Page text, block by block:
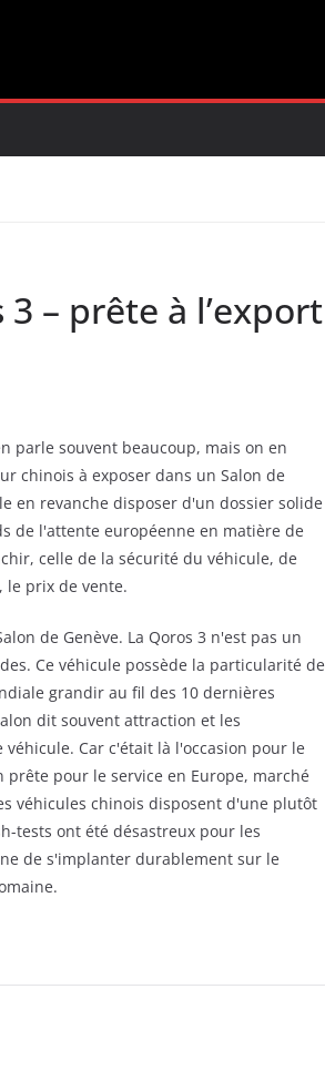
– prête à l’export
parle souvent beaucoup, mais on en
chinois à exposer dans un Salon de
en revanche disposer d'un dossier solide
de l'attente européenne en matière de
celle de la sécurité du véhicule, de
le prix de vente.
de Genève. La Qoros 3 n'est pas un
Ce véhicule possède la particularité de
grandir au fil des 10 dernières
dit souvent attraction et les
Car c'était là l'occasion pour le
pour le service en Europe, marché
véhicules chinois disposent d'une plutôt
tests ont été désastreux pour les
de s'implanter durablement sur le